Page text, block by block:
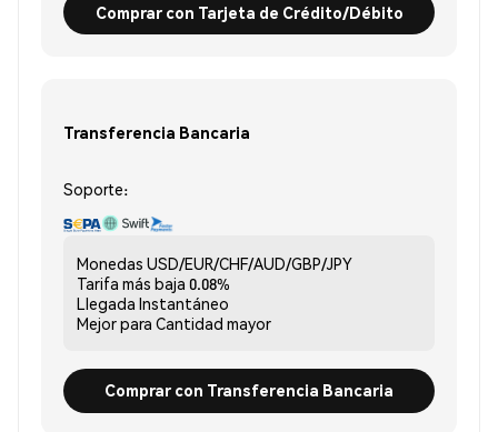
Comprar con Tarjeta de Crédito/Débito
Transferencia Bancaria
Soporte:
Monedas USD/EUR/CHF/AUD/GBP/JPY
Tarifa más baja 0.08%
Llegada Instantáneo
Mejor para Cantidad mayor
Comprar con Transferencia Bancaria